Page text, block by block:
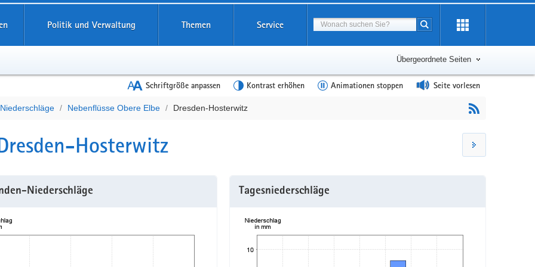
Politik und Verwaltung Themen Service Suchbegriff
Suche starten
Übergeordnete Seiten
Schriftgröße anpassen Kontrast erhöhen Animationen stoppen Seite vorlesen
Nebenflüsse Obere Elbe Dresden-Hosterwitz
Hosterwitz
Niederschläge Tagesniederschläge